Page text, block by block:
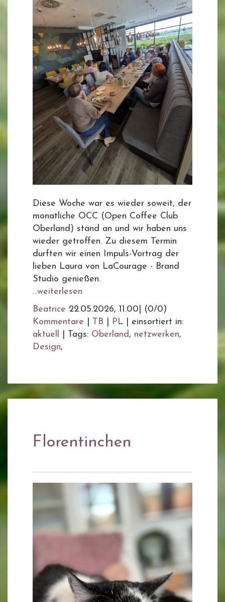
Diese Woche war es wieder soweit, der
monatliche OCC (Open Coffee Club
Oberland) stand an und wir haben uns
wieder getroffen. Zu diesem Termin
durften wir einen Impuls-Vortrag der
lieben Laura von LaCourage - Brand
Studio genießen.
...weiterlesen
Beatrice 22.05.2026, 11.00
(0/0)
Kommentare
TB PL
einsortiert in:
aktuell
Tags: Oberland, netzwerken,
Design,
Florentinchen